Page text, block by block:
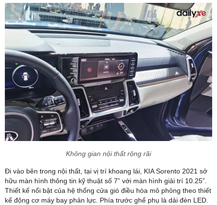
Không gian nội thất rộng rãi
Đi vào bên trong nội thất, tại vị trí khoang lái, KIA Sorento 2021 sở
hữu màn hình thông tin kỹ thuật số 7” với màn hình giải trí 10.25”.
Thiết kế nổi bật của hệ thống cửa gió điều hòa mô phỏng theo thiết
kế động cơ máy bay phản lực. Phía trước ghế phụ là dải đèn LED.